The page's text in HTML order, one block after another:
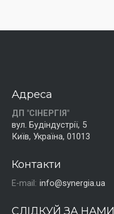
Адреса
ДП "СІНЕРГІЯ"
вул. Будіндустрії, 5
Київ, Україна, 01013
Контакти
E-mail: info@synergia.ua
СЛІДКУЙ ЗА НАМИ